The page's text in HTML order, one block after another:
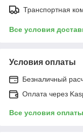
Транспортная
Все условия
Условия оплаты
Безналичный
Оплата через
Все условия оплаты